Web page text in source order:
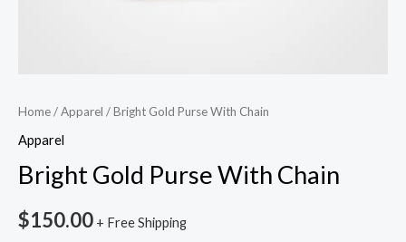
Home/Apparel / Bright Gold Purse With Chain
Apparel
Bright Gold Purse With Chain
$150.00 + Free Shipping